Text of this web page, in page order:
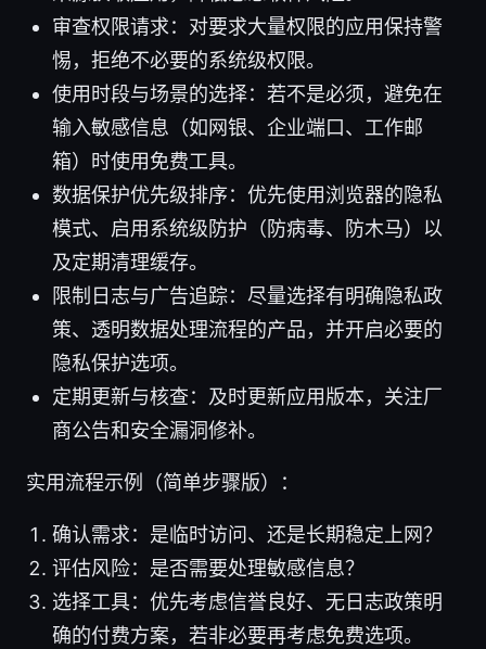
审查权限请求：对要求大量权限的应用保持警
惕，拒绝不必要的系统级权限。
使用时段与场景的选择：若不是必须，避免在
输入敏感信息（如网银、企业端口、工作邮
箱）时使用免费工具。
数据保护优先级排序：优先使用浏览器的隐私
模式、启用系统级防护（防病毒、防木马）以
及定期清理缓存。
限制日志与广告追踪：尽量选择有明确隐私政
策、透明数据处理流程的产品，并开启必要的
隐私保护选项。
定期更新与核查：及时更新应用版本，关注厂
商公告和安全漏洞修补。
实用流程示例（简单步骤版）：
确认需求：是临时访问、还是长期稳定上网？
评估风险：是否需要处理敏感信息？
选择工具：优先考虑信誉良好、无日志政策明
确的付费方案，若非必要再考虑免费选项。